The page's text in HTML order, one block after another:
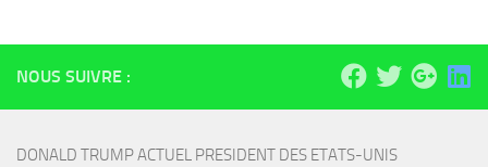
NOUS SUIVRE :
DONALD TRUMP ACTUEL PRESIDENT DES ETATS-UNIS